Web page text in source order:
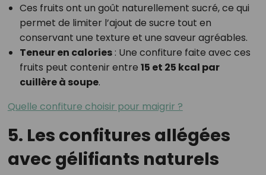
Ces fruits ont un goût naturellement sucré, ce qui
permet de limiter l’ajout de sucre tout en
conservant une texture et une saveur agréables.
Teneur en calories: Une confiture faite avec ces
fruits peut contenir entre 15 et 25 kcal par
cuillère à soupe.
Quelle confiture choisir pour maigrir ?
5. Les confitures allégées
avec gélifiants naturels